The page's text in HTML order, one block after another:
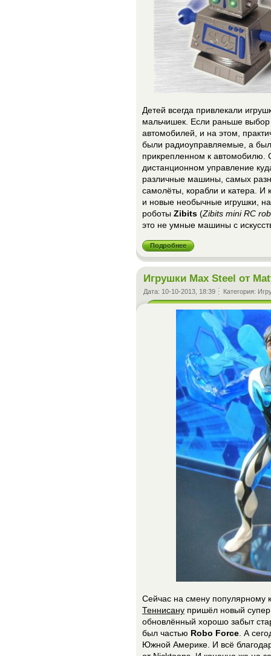
Детей всегда привлекали
мальчишек. Если раньше выбор
автомобилей, и на этом,
были радиоуправляемые, а
прикрепленном к автомобилю.
дистанционном управление
различные машины, самых
самолёты, корабли и катера. И
и новые необычные игрушки,
роботы Zibits (Zibits mini RC
это не умные машины с
Подробнее
Игрушки Max Steel от
Дата: 10-10-2013, 18:39 Категория:
Сейчас на смену популярному
Теннисану пришёл новый
обновлённый хорошо забыт
был частью Robo Force . А
Южной Америке. И всё